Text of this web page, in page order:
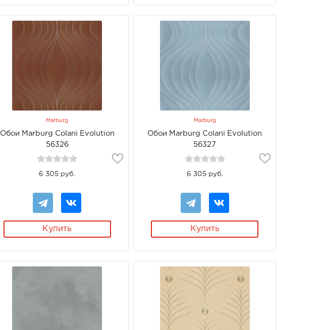
Marburg
Обои Marburg Colani Evolution
56326
6 305 руб.
Купить
Marburg
Обои Marburg Colani Evolution
56327
6 305 руб.
Купить